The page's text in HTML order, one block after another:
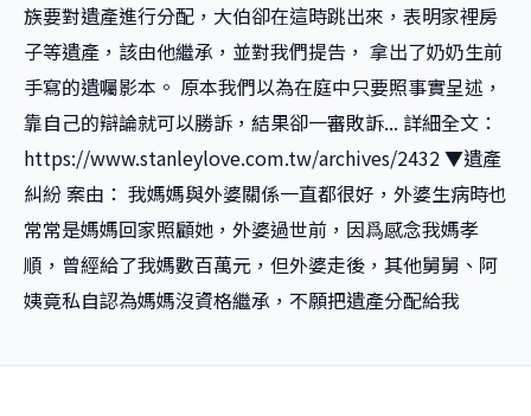
族要對遺產進行分配，大伯卻在這時跳出來，表明家裡房
子等遺產，該由他繼承，並對我們提告， 拿出了奶奶生前
手寫的遺囑影本。 原本我們以為在庭中只要照事實呈述，
靠自己的辯論就可以勝訴，結果卻一審敗訴... 詳細全文：
https://www.stanleylove.com.tw/archives/2432 ▼遺產
糾紛 案由： 我媽媽與外婆關係一直都很好，外婆生病時也
常常是媽媽回家照顧她，外婆過世前，因爲感念我媽孝
順，曾經給了我媽數百萬元，但外婆走後，其他舅舅、阿
姨竟私自認為媽媽沒資格繼承，不願把遺產分配給我